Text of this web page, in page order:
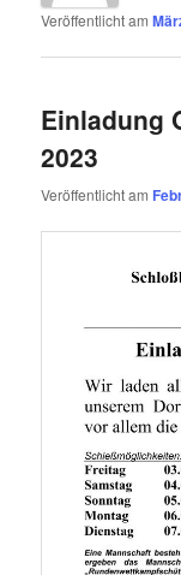
Veröffentlicht am
Einladung
2023
Veröffentlicht am